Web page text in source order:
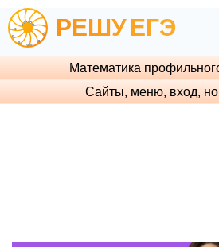
РЕШУЕГЭ
Математика
Сайты, меню, вход,